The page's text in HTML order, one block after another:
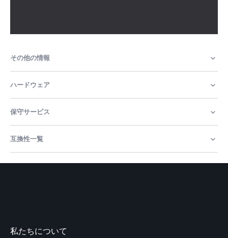
その他の情報
ハードウェア
保守サービス
互換性一覧
私たちについて